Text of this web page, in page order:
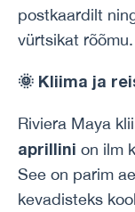
postkaardilt
vürtsikat rõõmu.
🌞 Kliima ja
Riviera Maya
aprillini on ilm
See on parim
kevadisteks